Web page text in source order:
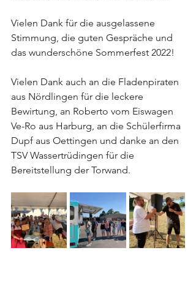
Vielen Dank für die ausgelassene
Stimmung, die guten Gespräche und
das wunderschöne Sommerfest 2022!
Vielen Dank auch an die Fladenpiraten
aus Nördlingen für die leckere
Bewirtung, an Roberto vom Eiswagen
Ve-Ro aus Harburg, an die Schülerfirma
Dupf aus Oettingen und danke an den
TSV Wassertrüdingen für die
Bereitstellung der Torwand.